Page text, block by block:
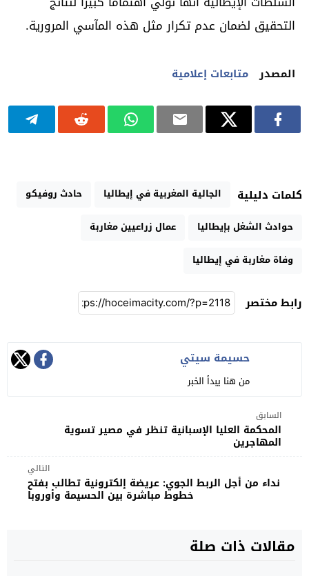
التحقيق لضمان عدم تكرار مثل هذه المآسي المرورية.
المصدر متابعات إعلامية
كلمات دليلية الجالية المغربية في إيطاليا
حادث روفيكو
حوادث الشغل بإيطاليا
عمال زراعيين مغاربة
وفاة مغاربة في إيطاليا
رابط مختصر
حسيمة سيتي
من هنا يبدأ الخبر
السابق
المحكمة العليا الإسبانية تنظر في مصير تسوية
المهاجرين
التالي
نداء من أجل الربط الجوي: عريضة إلكترونية تطالب بفتح
خطوط مباشرة بين الحسيمة وأوروبا
مقالات ذات صلة